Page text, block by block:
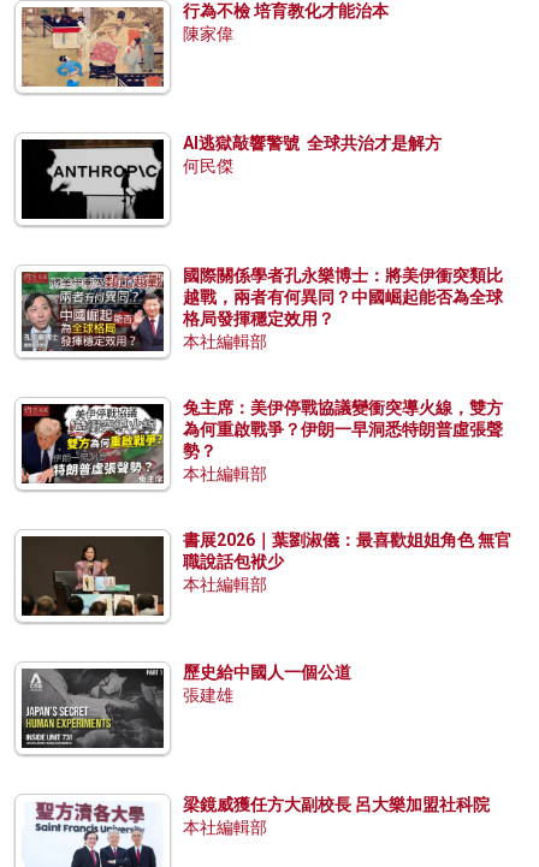
行為不檢 培育教化才能治本
陳家偉
AI逃獄敲響警號 全球共治才是解方
何民傑
國際關係學者孔永樂博士：將美伊衝突類比
越戰，兩者有何異同？中國崛起能否為全球
格局發揮穩定效用？
本社編輯部
兔主席：美伊停戰協議變衝突導火線，雙方
為何重啟戰爭？伊朗一早洞悉特朗普虛張聲
勢？
本社編輯部
書展2026｜葉劉淑儀：最喜歡姐姐角色 無官
職說話包袱少
本社編輯部
歷史給中國人一個公道
張建雄
梁鏡威獲任方大副校長 呂大樂加盟社科院
本社編輯部